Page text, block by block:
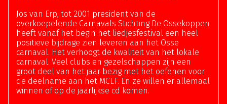
Jos van Erp, tot 2001 president van de
overkoepelende Carnavals Stichting De Ossekoppen
heeft vanaf het begin het liedjesfestival een heel
positieve bijdrage zien leveren aan het Osse
carnaval. Het verhoogt de kwaliteit van het lokale
carnaval. Veel clubs en gezelschappen zijn een
groot deel van het jaar bezig met het oefenen voor
de deelname aan het MCLF. En ze willen er allemaal
winnen of op de jaarlijkse cd komen.